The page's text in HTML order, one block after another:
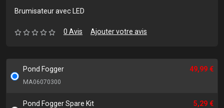
Brumisateur avec LED
0 Avis Ajouter votre avis
Pond Fogger
MA06070300
49,99 €
Pond Fogger Spare Kit 5,29 €